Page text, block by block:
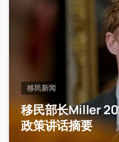
移民新闻
移民部长Miller
政策讲话摘要